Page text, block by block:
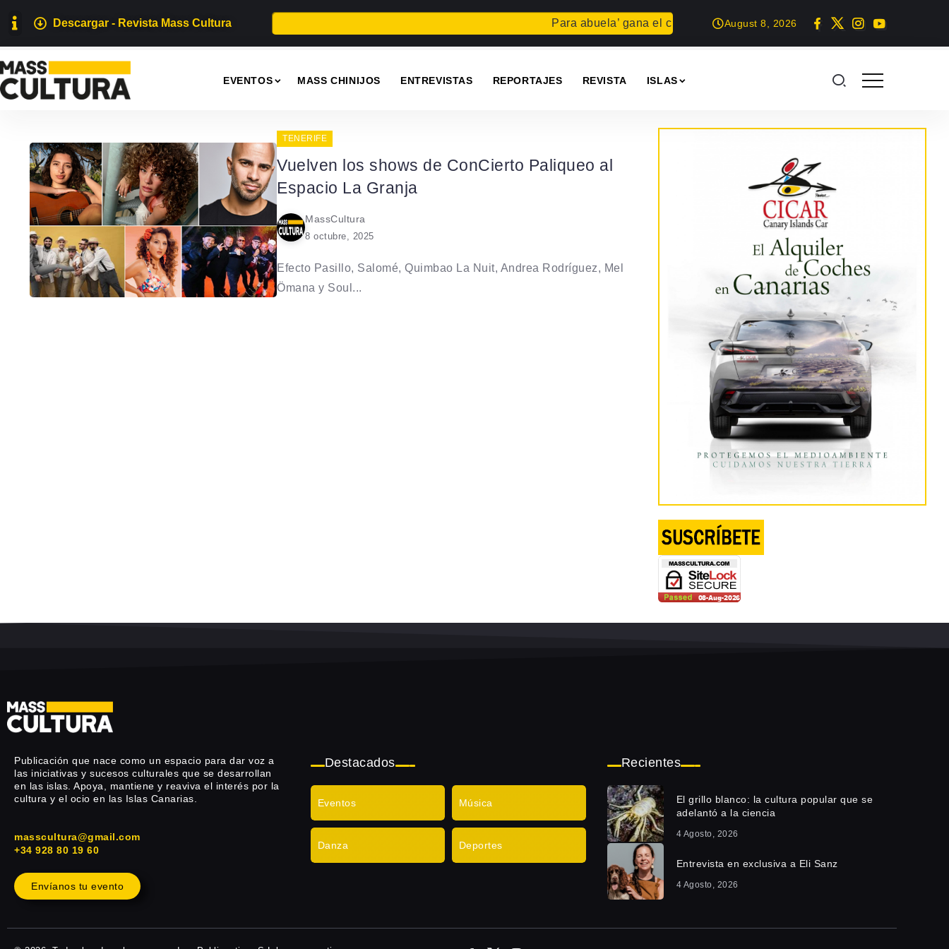
Descargar - Revista Mass Cultura Para abuela’ gana el concurso Carta para una fiestaSummer Geek en
August 8, 2026
EVENTOS MASS CHINIJOS ENTREVISTAS REPORTAJES REVISTA ISLAS
TENERIFE
Vuelven los shows de ConCierto Paliqueo al
Espacio La Granja
MassCultura
8 octubre, 2025
Efecto Pasillo, Salomé, Quimbao La Nuit, Andrea Rodríguez, Mel
Ömana y Soul...
Publicación que nace como un espacio para dar voz a
las iniciativas y sucesos culturales que se desarrollan
en las islas. Apoya, mantiene y reaviva el interés por la
cultura y el ocio en las Islas Canarias.
masscultura@gmail.com
+34 928 80 19 60
Envíanos tu evento
Destacados
Eventos Música
Danza Deportes
Recientes
El grillo blanco: la cultura popular que se
adelantó a la ciencia
4 Agosto, 2026
Entrevista en exclusiva a Eli Sanz
4 Agosto, 2026